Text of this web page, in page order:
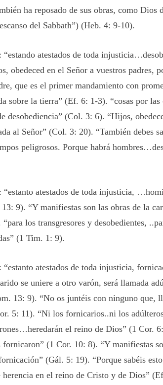
ha reposado de sus obras, como Dios
del Sabbath”) (Heb. 4: 9-10).
atestados de toda
obedeced en el Señor a vuestros padres,
que es el primer mandamiento con
sobre la tierra” (Ef. 6: 1-3). “cosas por
desobediencia” (Col. 3: 6). “Hijos,
al Señor” (Col. 3: 20). “También debes
peligrosos. Porque habrá
“estanto atestados de toda injusticia,
13: 9). “Y manifiestas son las obras de la
los transgresores y desobedientes,
(1 Tim. 1: 9).
“estanto atestados de toda injusticia,
se uniere a otro varón, será llamada
13: 9). “No os juntéis con ninguno que,
5: 11). “Ni los fornicarios..ni los
el reino de Dios” (1 Cor.
fornicaron” (1 Cor. 10: 8). “Y manifiestas
(Gál. 5: 19). “Porque sabéis
en el reino de Cristo y de Dios”